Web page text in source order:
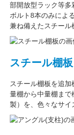
部開放型ラック等多
ボルト8本のみによ
兼ね備えたスチール
スチール棚板
スチール棚板を追加
量棚から中量棚まで
製）を、色々なサイ